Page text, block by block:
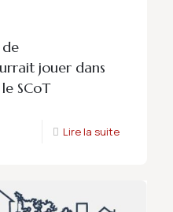
de
jouer dans
SCoT
Lire la suite